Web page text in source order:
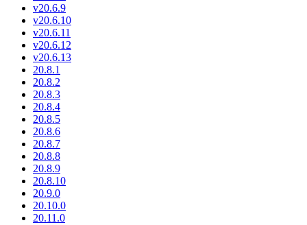
v20.6.9
v20.6.10
v20.6.11
v20.6.12
v20.6.13
20.8.1
20.8.2
20.8.3
20.8.4
20.8.5
20.8.6
20.8.7
20.8.8
20.8.9
20.8.10
20.9.0
20.10.0
20.11.0